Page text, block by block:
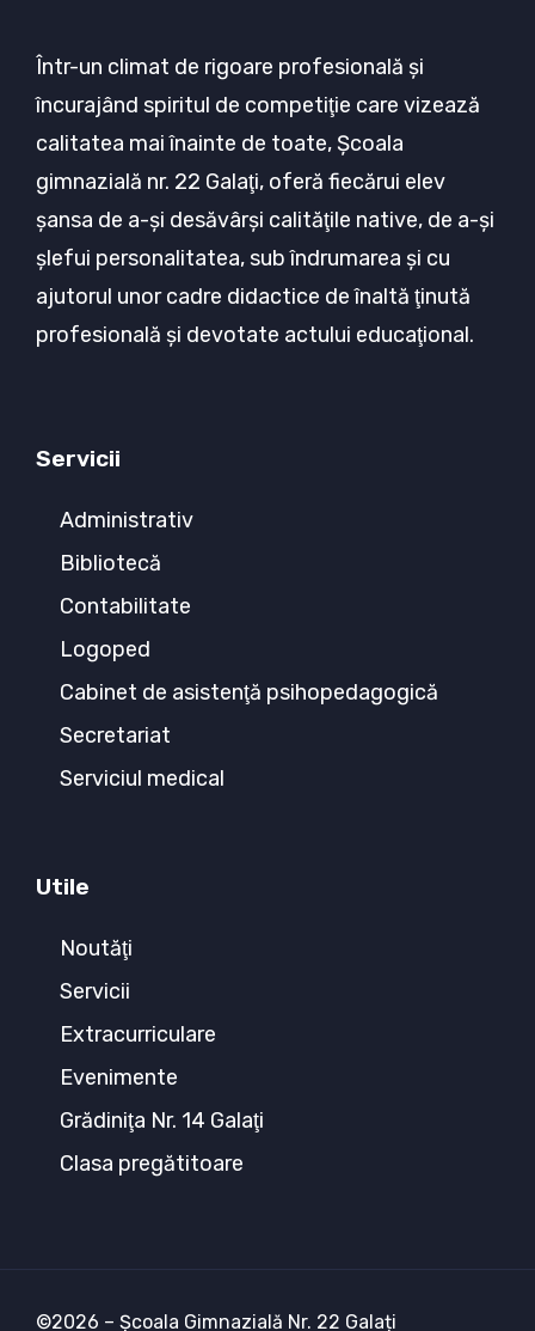
Într-un climat de rigoare profesională şi
încurajând spiritul de competiţie care vizează
calitatea mai înainte de toate, Şcoala
gimnazială nr. 22 Galaţi, oferă fiecărui elev
şansa de a-şi desăvârşi calităţile native, de a-şi
şlefui personalitatea, sub îndrumarea şi cu
ajutorul unor cadre didactice de înaltă ţinută
profesională şi devotate actului educaţional.
Servicii
Administrativ
Bibliotecă
Contabilitate
Logoped
Cabinet de asistenţă psihopedagogică
Secretariat
Serviciul medical
Utile
Noutăţi
Servicii
Extracurriculare
Evenimente
Grădiniţa Nr. 14 Galaţi
Clasa pregătitoare
©2026 – Școala Gimnazială Nr. 22 Galați